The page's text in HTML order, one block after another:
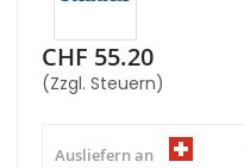
CHF 55.20
(Zzgl. Steuern)
Ausliefern an